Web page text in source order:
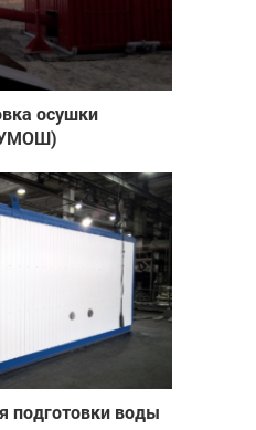
осушки
подготовки воды